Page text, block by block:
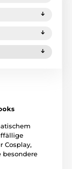
Cosplay,
besondere